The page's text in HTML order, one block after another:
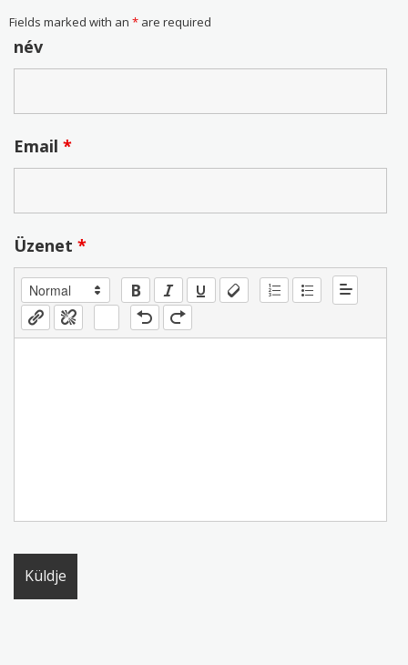
Fields marked with an *are required
név
Email *
Üzenet *